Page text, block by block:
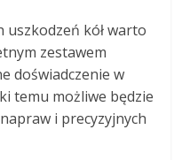
uszkodzeń kół warto
zestawem
doświadczenie w
temu możliwe będzie
i precyzyjnych